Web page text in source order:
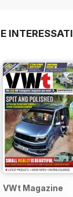
INTERESSATI
VWt Magazine